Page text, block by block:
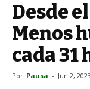
Desde
Menos
cada 31
Por Pausa - Jun 2, 2023